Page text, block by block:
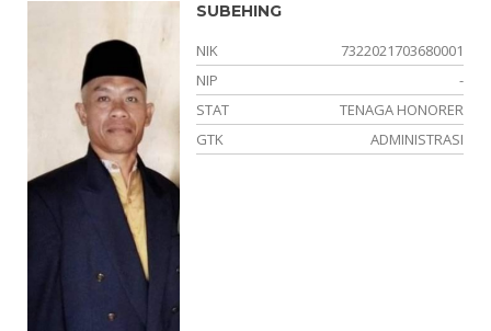
SUBEHING
NIK
7322021703680001
NIP
-
STAT
TENAGA HONORER
GTK
ADMINISTRASI